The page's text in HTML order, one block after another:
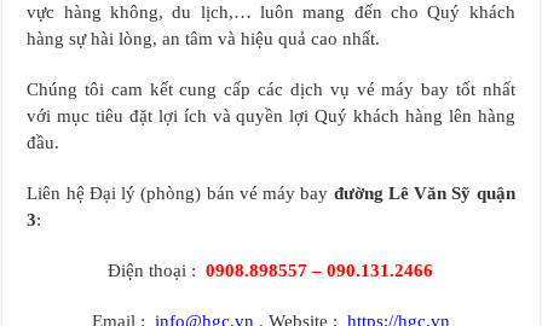
vực hàng không, du lịch,… luôn mang đến cho Quý khách
hàng sự hài lòng, an tâm và hiệu quả cao nhất.
Chúng tôi cam kết cung cấp các dịch vụ vé máy bay tốt nhất
với mục tiêu đặt lợi ích và quyền lợi Quý khách hàng lên hàng
đầu.
Liên hệ Đại lý (phòng) bán vé máy bay đường Lê Văn Sỹ quận
3:
Điện thoại :0908.898557 – 090.131.2466
Email : info@hgc.vn . Website : https://hgc.vn